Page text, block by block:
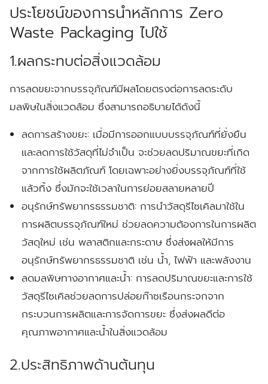
ประโยชน์ของการนำหลักการ Zero
Waste Packaging ไปใช้
1.ผลกระทบต่อสิ่งแวดล้อม
การลดขยะจากบรรจุภัณฑ์มีผลโดยตรงต่อการลดระดับ
มลพิษในสิ่งแวดล้อม ซึ่งสามารถอธิบายได้ดังนี้
ลดการสร้างขยะ: เมื่อมีการออกแบบบรรจุภัณฑ์ที่ยั่งยืน
และลดการใช้วัสดุที่ไม่จำเป็น จะช่วยลดปริมาณขยะที่เกิด
จากการใช้ผลิตภัณฑ์ โดยเฉพาะอย่างยิ่งบรรจุภัณฑ์ที่ใช้
แล้วทิ้ง ซึ่งมักจะใช้เวลาในการย่อยสลายหลายปี
อนุรักษ์ทรัพยากรธรรมชาติ: การนำวัสดุรีไซเคิลมาใช้ใน
การผลิตบรรจุภัณฑ์ใหม่ ช่วยลดความต้องการในการผลิต
วัสดุใหม่ เช่น พลาสติกและกระดาษ ซึ่งส่งผลให้มีการ
อนุรักษ์ทรัพยากรธรรมชาติ เช่น น้ำ, ไฟฟ้า และพลังงาน
ลดมลพิษทางอากาศและน้ำ: การลดปริมาณขยะและการใช้
วัสดุรีไซเคิลช่วยลดการปล่อยก๊าซเรือนกระจกจาก
กระบวนการผลิตและการจัดการขยะ ซึ่งส่งผลดีต่อ
คุณภาพอากาศและน้ำในสิ่งแวดล้อม
2.ประสิทธิภาพด้านต้นทุน